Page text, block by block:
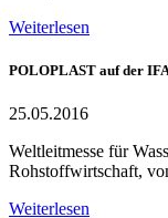
Weiterlesen
POLOPLAST auf der
25.05.2016
Weltleitmesse für
Rohstoffwirtschaft,
Weiterlesen